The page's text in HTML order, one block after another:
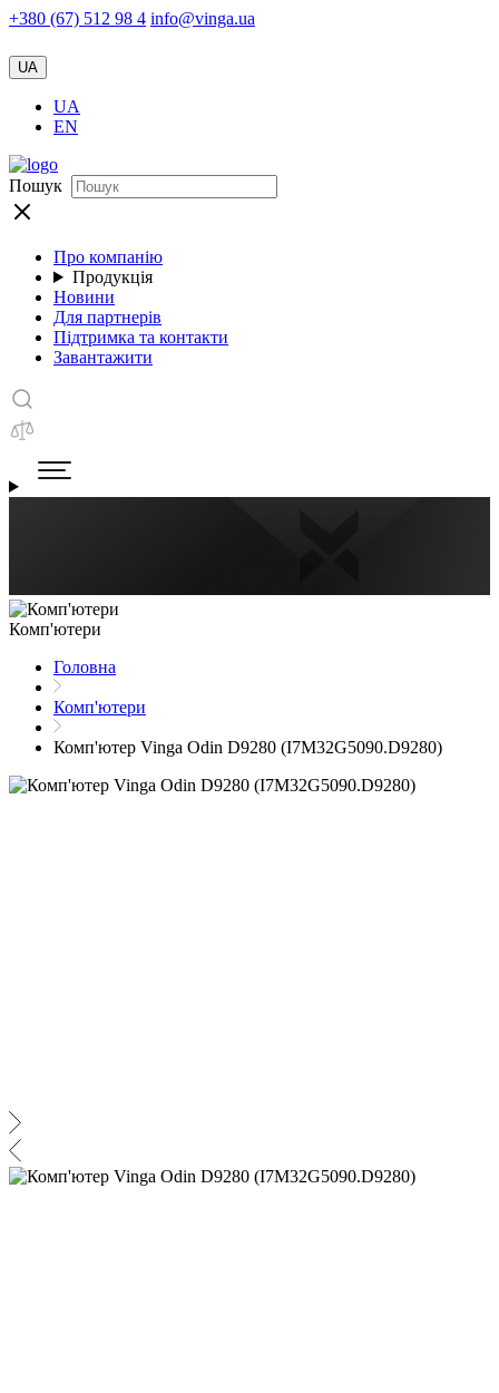
+380 (67) 512 98 4 info@vinga.ua
UA
UA
EN
Пошук
Про компанію
Продукція
Новини
Для партнерів
Підтримка та контакти
Завантажити
Комп'ютери
Головна
Комп'ютери
Комп'ютер Vinga Odin D9280 (I7M32G5090.D9280)